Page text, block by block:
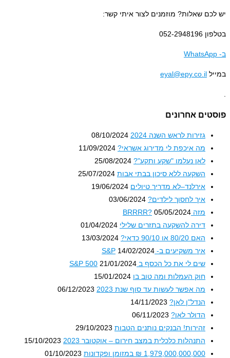
שאלות? מוזמנים לצור איתי קשר:
eyal@epy.co.il
אחרונים
גזירות לראש השנה 2024
08/10/2024
מה איכפת לי מדירוג אשראי? 11/09/2024
לאן נעלמו "שקע ותקע"? 25/08/2024
השקעה ללא סיכון בבתי אבות 25/07/2024
אירלנד–לא מדריך טיולים 19/06/2024
איך לחסוך לילדים? 03/06/2024
מזה BRRRR?
05/05/2024
דירה להשקעה בתזרים שלילי 01/04/2024
האם 80/20 או 90/10 כדאי?
13/03/2024
איך משקיעים ב- S&P14/02/2024
שים לי את כל הכסף ב S&P 50021/01/2024
חוק העמלות ומה טוב בו 15/01/2024
מה אפשר לעשות עד סוף שנת 2023
06/12/2023
הנדל"ן לאן? 14/11/2023
הדולר לאן? 06/11/2023
זהירות! הבנקים נותנים הטבות 29/10/2023
התנהלות כלכלית במצב חירום – אוקטובר 2023
15/10/2023
1,979,000,000,000 ₪ במזומן ופקדונות
01/10/2023